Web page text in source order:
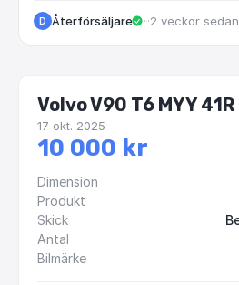
D Återförsäljare · Göteborg
·2 veckor sedan
Volvo V90 T6 MYY 41R
17 okt. 2025
10 000 kr
Dimension
Produkt
Skick
Antal
Bilmärke